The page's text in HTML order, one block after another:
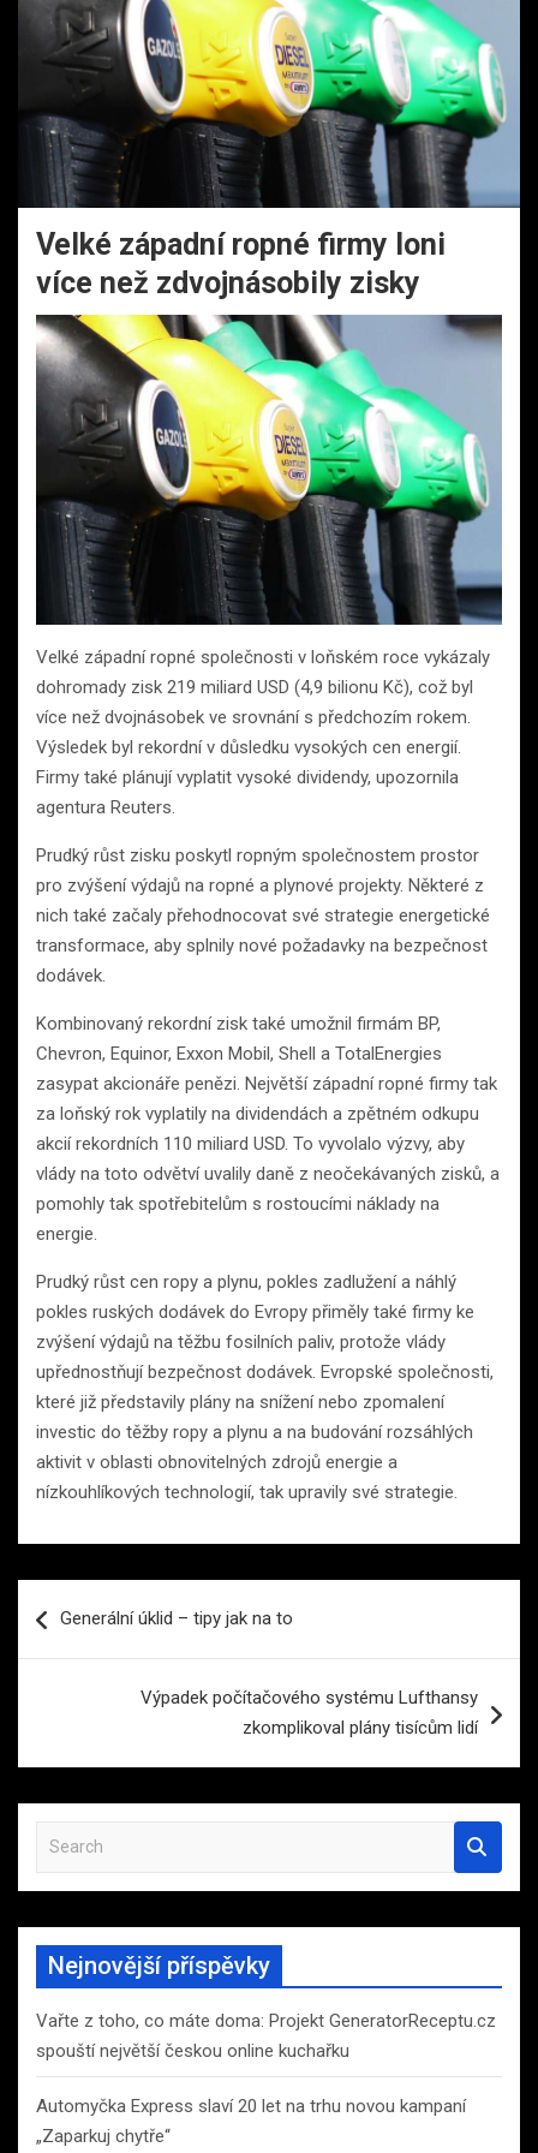
Velké západní ropné firmy loni
více než zdvojnásobily zisky
Velké západní ropné společnosti v loňském roce vykázaly
dohromady zisk 219 miliard USD (4,9 bilionu Kč), což byl
více než dvojnásobek ve srovnání s předchozím rokem.
Výsledek byl rekordní v důsledku vysokých cen energií.
Firmy také plánují vyplatit vysoké dividendy, upozornila
agentura Reuters.
Prudký růst zisku poskytl ropným společnostem prostor
pro zvýšení výdajů na ropné a plynové projekty. Některé z
nich také začaly přehodnocovat své strategie energetické
transformace, aby splnily nové požadavky na bezpečnost
dodávek.
Kombinovaný rekordní zisk také umožnil firmám BP,
Chevron, Equinor, Exxon Mobil, Shell a TotalEnergies
zasypat akcionáře penězi. Největší západní ropné firmy tak
za loňský rok vyplatily na dividendách a zpětném odkupu
akcií rekordních 110 miliard USD. To vyvolalo výzvy, aby
vlády na toto odvětví uvalily daně z neočekávaných zisků, a
pomohly tak spotřebitelům s rostoucími náklady na
energie.
Prudký růst cen ropy a plynu, pokles zadlužení a náhlý
pokles ruských dodávek do Evropy přiměly také firmy ke
zvýšení výdajů na těžbu fosilních paliv, protože vlády
upřednostňují bezpečnost dodávek. Evropské společnosti,
které již představily plány na snížení nebo zpomalení
investic do těžby ropy a plynu a na budování rozsáhlých
aktivit v oblasti obnovitelných zdrojů energie a
nízkouhlíkových technologií, tak upravily své strategie.
proGenerální úklid – tipy jak na to
Výpadek počítačového systému Lufthansy
zkomplikoval plány tisícům lidí
a
r
h
Nejnovější příspěvky
Vařte z toho, co máte doma: Projekt GeneratorReceptu.cz
spouští největší českou online kuchařku
Automyčka Express slaví 20 let na trhu novou kampaní
„Zaparkuj chytře“